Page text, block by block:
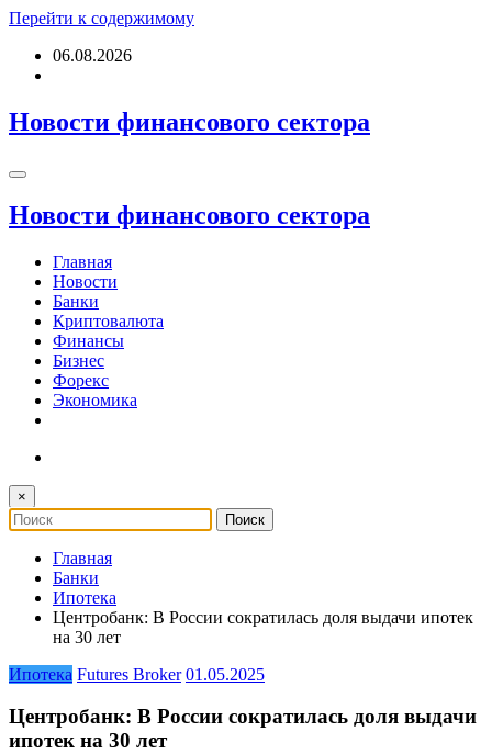
Перейти к содержимому
06.08.2026
Новости финансового сектора
Новости финансового сектора
Главная
Новости
Банки
Криптовалюта
Финансы
Бизнес
Форекс
Экономика
×
Главная
Банки
Ипотека
Центробанк: В России сократилась доля выдачи ипотек
на 30 лет
Ипотека Futures Broker 01.05.2025
Центробанк: В России сократилась доля выдачи
ипотек на 30 лет